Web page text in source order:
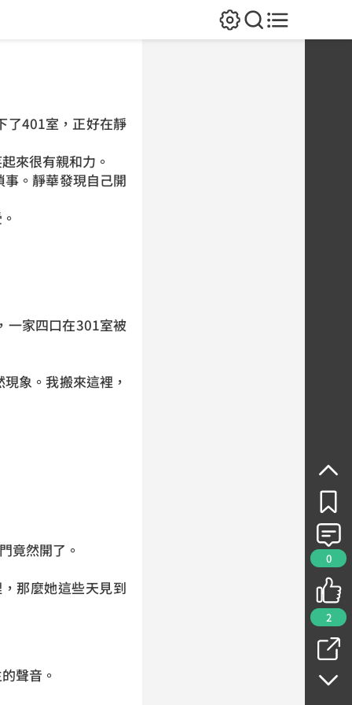
0
2
了401室，正好在靜
來很有親和力。
。靜華發現自己開
一家四口在301室被
象。我搬來這裡，
竟然開了。
那麼她這些天見到
聲音。